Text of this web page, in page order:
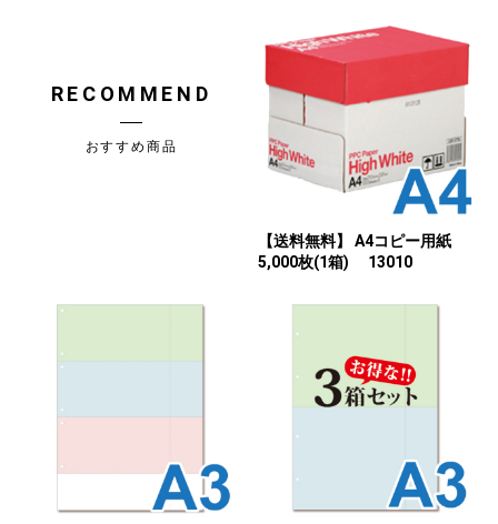
RECOMMEND
おすすめ商品
【送料無料】 A4コピー用紙
5,000枚(1箱) 13010